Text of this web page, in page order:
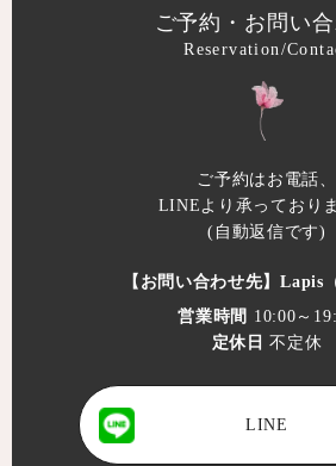
ご予約・お問い
Reservation/
ご予約はお電話、
LINEより承っており
(自動返信です)
【お問い合わせ先】Lapis
営業時間 10:00～
定休日 不定休
LINE